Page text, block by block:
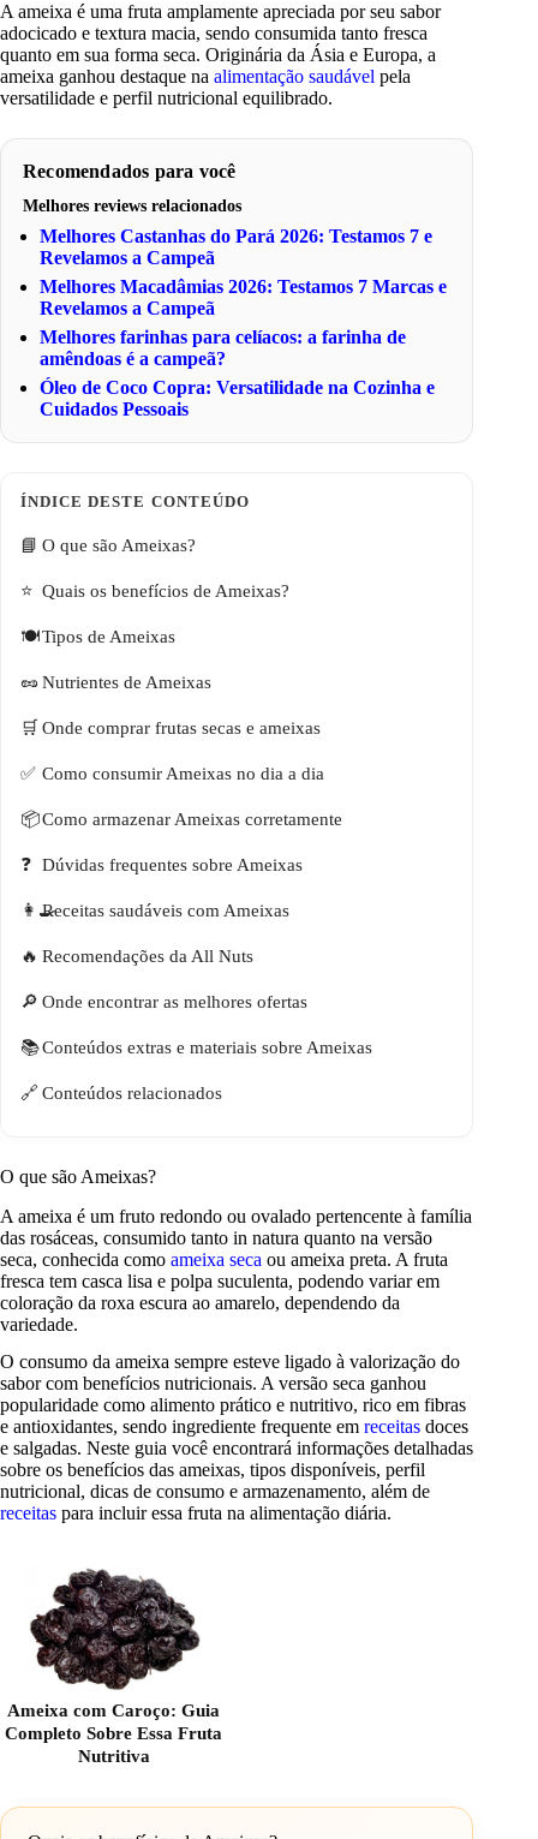
A ameixa é uma fruta amplamente apreciada por seu sabor
adocicado e textura macia, sendo consumida tanto fresca
quanto em sua forma seca. Originária da Ásia e Europa, a
ameixa ganhou destaque na alimentação saudável pela
versatilidade e perfil nutricional equilibrado.
Recomendados para você
Melhores reviews relacionados
Melhores Castanhas do Pará 2026: Testamos 7 e
Revelamos a Campeã
Melhores Macadâmias 2026: Testamos 7 Marcas e
Revelamos a Campeã
Melhores farinhas para celíacos: a farinha de
amêndoas é a campeã?
Óleo de Coco Copra: Versatilidade na Cozinha e
Cuidados Pessoais
O que são Ameixas?
Quais os benefícios de Ameixas?
Tipos de Ameixas
Nutrientes de Ameixas
Onde comprar frutas secas e ameixas
Como consumir Ameixas no dia a dia
Como armazenar Ameixas corretamente
Dúvidas frequentes sobre Ameixas
Receitas saudáveis com Ameixas
Recomendações da All Nuts
Onde encontrar as melhores ofertas
Conteúdos extras e materiais sobre Ameixas
Conteúdos relacionados
O que são Ameixas?
A ameixa é um fruto redondo ou ovalado pertencente à família
das rosáceas, consumido tanto in natura quanto na versão
seca, conhecida como ameixa seca ou ameixa preta. A fruta
fresca tem casca lisa e polpa suculenta, podendo variar em
coloração da roxa escura ao amarelo, dependendo da
variedade.
O consumo da ameixa sempre esteve ligado à valorização do
sabor com benefícios nutricionais. A versão seca ganhou
popularidade como alimento prático e nutritivo, rico em fibras
e antioxidantes, sendo ingrediente frequente em receitas doces
e salgadas. Neste guia você encontrará informações detalhadas
sobre os benefícios das ameixas, tipos disponíveis, perfil
nutricional, dicas de consumo e armazenamento, além de
receitas para incluir essa fruta na alimentação diária.
Ameixa com Caroço: Guia
Completo Sobre Essa Fruta
Nutritiva